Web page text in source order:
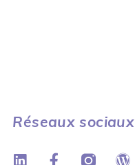
Réseaux sociaux